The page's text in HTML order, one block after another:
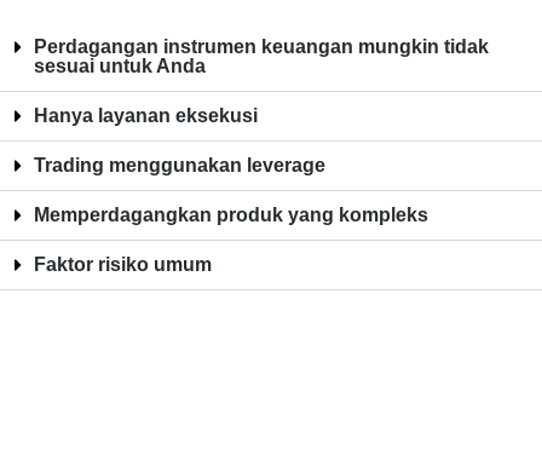
Perdagangan instrumen keuangan mungkin tidak
sesuai untuk Anda
Hanya layanan eksekusi
Trading menggunakan leverage
Memperdagangkan produk yang kompleks
Faktor risiko umum